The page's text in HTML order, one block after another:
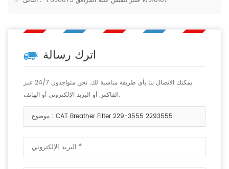
اترك رسالة
يمكنك الاتصال بنا بأي طريقة مناسبة لك. نحن متواجدون 24/7 عبر
الفاكس أو البريد الإلكتروني أو الهاتف.
موضوع : CAT Breather Filter 229-3555 2293555